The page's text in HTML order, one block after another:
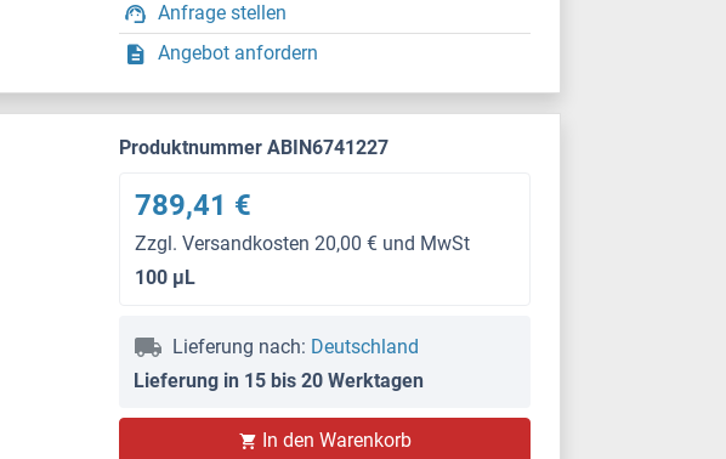
Anfrage stellen
Angebot anfordern
Produktnummer ABIN6741227
789,41 €
Zzgl. Versandkosten 20,00 € und MwSt
100 μL
Lieferung nach: Deutschland
Lieferung in 15 bis 20 Werktagen
In den Warenkorb